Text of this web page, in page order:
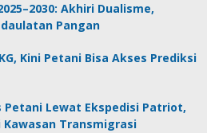
Akhiri Dualisme,
Pangan
Kini Petani Bisa Akses Prediksi
Petani Lewat Ekspedisi Patriot,
Kawasan Transmigrasi